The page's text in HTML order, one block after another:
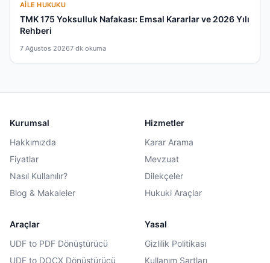
AILE HUKUKU
TMK 175 Yoksulluk Nafakası: Emsal Kararlar ve 2026 Yılı
Rehberi
7 Ağustos 20267 dk okuma
Kurumsal
Hakkımızda
Fiyatlar
Nasıl Kullanılır?
Blog & Makaleler
Hizmetler
Karar Arama
Mevzuat
Dilekçeler
Hukuki Araçlar
Araçlar
UDF to PDF Dönüştürücü
UDF to DOCX Dönüştürücü
Yasal
Gizlilik Politikası
Kullanım Şartları